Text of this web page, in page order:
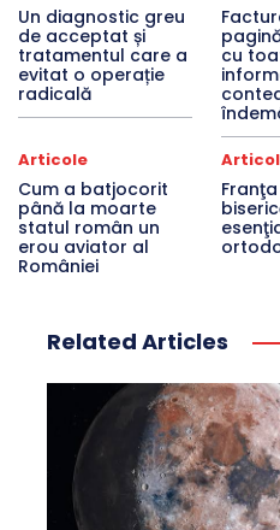
Un diagnostic greu
de acceptat și
tratamentul care a
evitat o operație
radicală
cu
Articole
Cum a batjocorit
până la moarte
statul român un
erou aviator al
României
Related Articles